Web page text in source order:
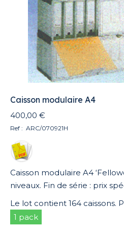
Caisson modulaire A4
400,00 €
Ref : ARC/070921H
Caisson modulaire A4
niveaux. Fin de série : prix
Le lot contient 164 caissons.
1 pack